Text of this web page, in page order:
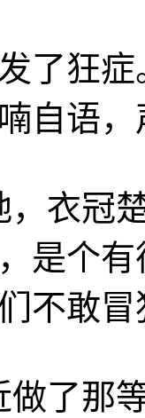
了狂
自语
，衣冠
是个
不敢
做了那